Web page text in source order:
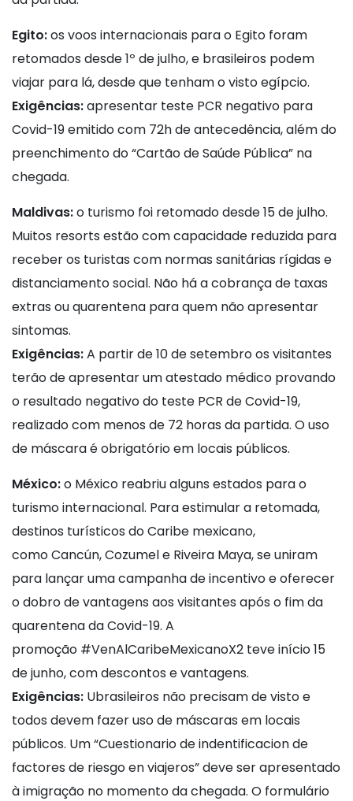
Egito:os voos internacionais para o Egito foram
retomados desde 1º de julho, e brasileiros podem
viajar para lá, desde que tenham o visto egípcio.
Exigências:apresentar teste PCR negativo para
Covid-19 emitido com 72h de antecedência, além do
preenchimento do “Cartão de Saúde Pública” na
chegada.
Maldivas:o turismo foi retomado desde 15 de julho.
Muitos resorts estão com capacidade reduzida para
receber os turistas com normas sanitárias rígidas e
distanciamento social. Não há a cobrança de taxas
extras ou quarentena para quem não apresentar
sintomas.
Exigências:A partir de 10 de setembro os visitantes
terão de apresentar um atestado médico provando
o resultado negativo do teste PCR de Covid-19,
realizado com menos de 72 horas da partida. O uso
de máscara é obrigatório em locais públicos.
México:o México reabriu alguns estados para o
turismo internacional. Para estimular a retomada,
destinos turísticos do Caribe mexicano,
como Cancún, Cozumel e Riveira Maya, se uniram
para lançar uma campanha de incentivo e oferecer
o dobro de vantagens aos visitantes após o fim da
quarentena da Covid-19. A
promoção #VenAlCaribeMexicanoX2 teve início 15
de junho, com descontos e vantagens.
Exigências: Ubrasileiros não precisam de visto e
todos devem fazer uso de máscaras em locais
públicos. Um “Cuestionario de indentificacion de
factores de riesgo en viajeros” deve ser apresentado
à imigração no momento da chegada. O formulário